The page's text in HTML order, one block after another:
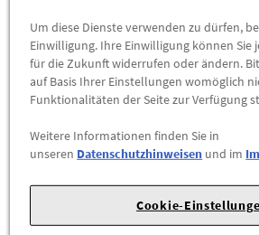
Ford Grand Tourneo Connect /
Transit Connect Kombi /…
DXT-Träger Aeroprofil,
Grand Transit Connect
ZUM PRODUKT
Um diese Dienste verwenden zu dürfen,
Einwilligung. Ihre Einwilligung können Sie
für die Zukunft widerrufen oder ändern.
auf Basis Ihrer Einstellungen womöglich
Funktionalitäten der Seite zur Verfügung
Weitere Informationen finden Sie in
unseren Datenschutzhinweisen und im
Cookie-